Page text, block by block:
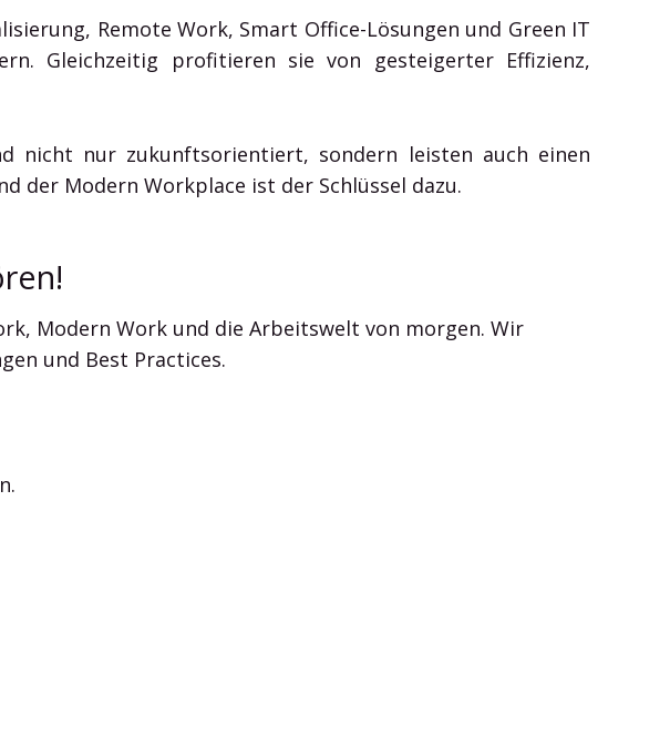
Remote Work, Smart Office-Lösungen und Green IT
Gleichzeitig profitieren sie von gesteigerter Effizienz,
nicht nur zukunftsorientiert, sondern leisten auch einen
der Modern Workplace ist der Schlüssel dazu.
Modern Work und die Arbeitswelt von morgen. Wir
und Best Practices.